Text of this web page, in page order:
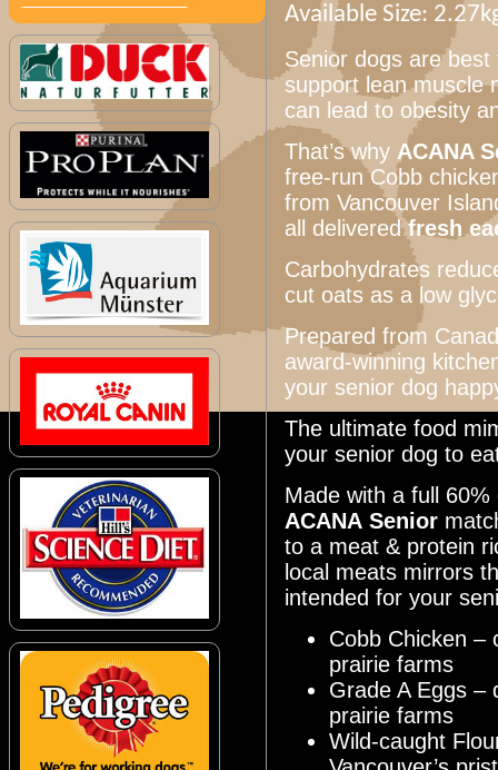
Available Size:
Senior dogs are
support lean muscle
can lead to obesity
That’s why ACANA
free-run Cobb
from Vancouver
all deliveredfresh
Carbohydrates
cut oats as a low
Prepared from
award-winning
your senior dog
The ultimate food
your senior dog to
Made with a full
ACANA Senior
to a meat & protein
local meats mirrors
intended for your
Cobb Chicken –
prairie farms
Grade A Eggs –
prairie farms
Wild-caught